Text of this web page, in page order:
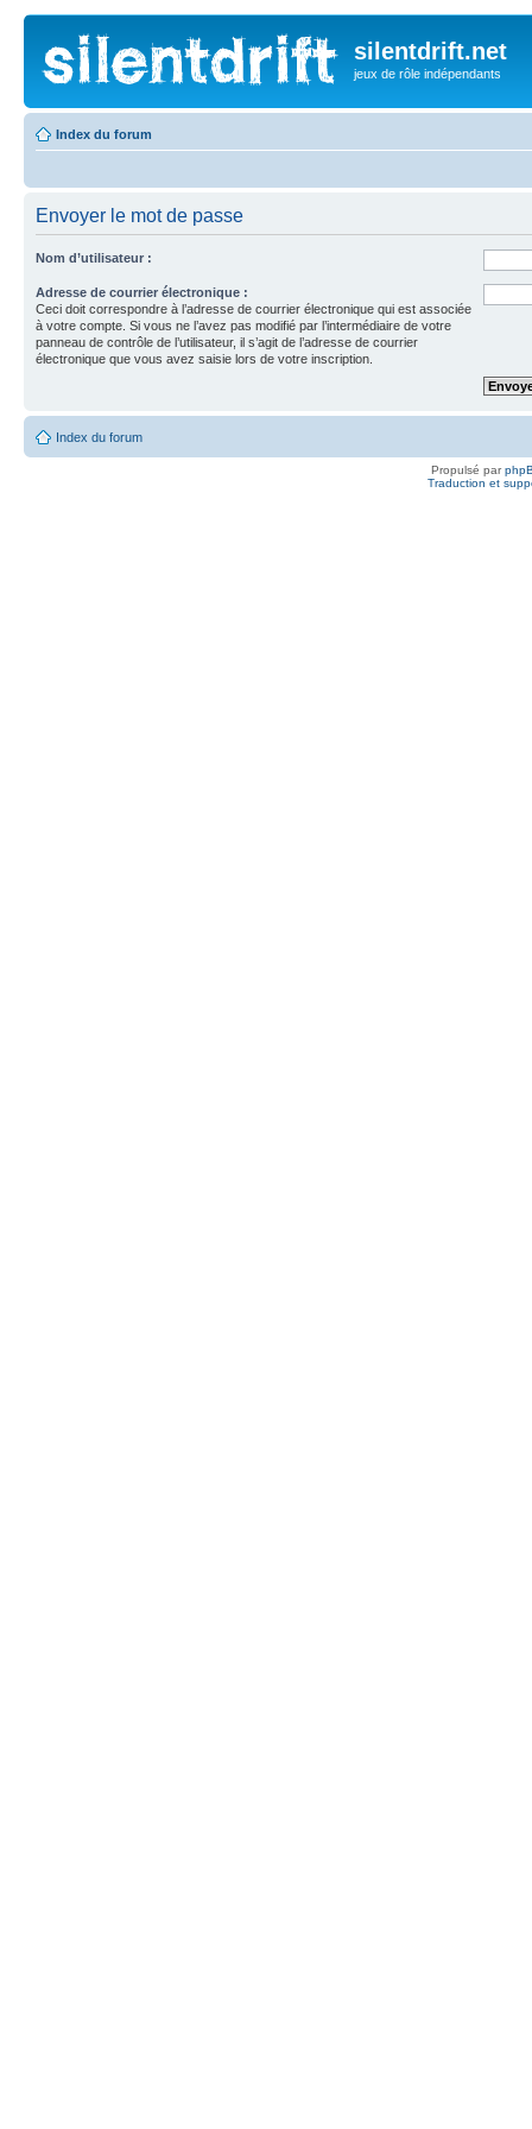
silentdrift.net
jeux de rôle indépendants
Index du forum
Envoyer le mot de passe
Nom d’utilisateur :
Adresse de courrier électronique :
Ceci doit correspondre à l’adresse de courrier électronique qui est associée
à votre compte. Si vous ne l’avez pas modifié par l’intermédiaire de votre
panneau de contrôle de l’utilisateur, il s’agit de l’adresse de courrier
électronique que vous avez saisie lors de votre inscription.
Index du forum
Propulsé par
Traduction et